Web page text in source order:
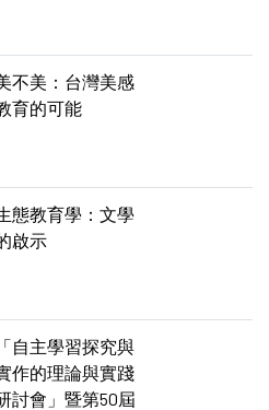
不美：台灣美感
育的可能
態教育學：文學
啟示
「自主學習探究與
作的理論與實踐
討會」暨第50屆